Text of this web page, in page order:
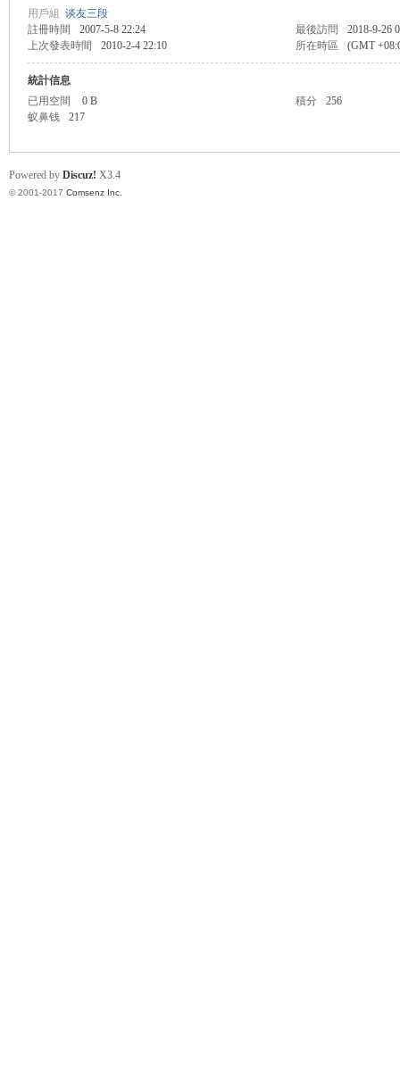
用戶組 谈友三段
註冊時間
2007-5-8 22:24 最後訪問
2018-9-26
上次發表時間
2010-2-4 22:10 所在時區 (GMT
統計信息
已用空間
0 B 積分
256
蚁鼻钱
217
Powered by Discuz! X3.4
© 2001-2017 Comsenz Inc.